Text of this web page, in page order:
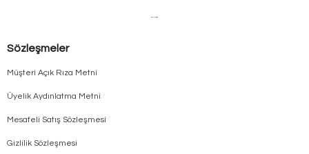
Sözleşmeler
Müşteri Açık Rıza Metni
Üyelik Aydınlatma Metni
Mesafeli Satış Sözleşmesi
Gizlilik Sözleşmesi